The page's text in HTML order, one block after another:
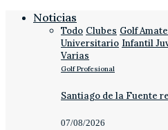
Noticias
Todo Clubes Golf
Universitario Infantil
Varias
Golf Profesional
Santiago de la Fuente
07/08/2026